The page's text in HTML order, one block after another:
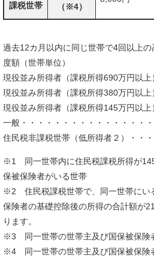
課税世帯 （※4）
過去12カ月以内に同じ世帯で4回以上
度額（世帯単位）
現役並み所得者（課税所得690万円以
現役並み所得者（課税所得380万円以
現役並み所得者（課税所得145万円以
一般・・・・・・・・・・・・・・・
住民税非課税世帯（低所得者２）・・
※1 同一世帯内に住民税課税所得が
保被保険者がいる世帯
※2 住民税課税世帯で、同一世帯にい
保険者の基礎控除後の所得の合計額が
ります。
※3 同一世帯の世帯主及び国保被保険
※4 同一世帯の世帯主及び国保被保険